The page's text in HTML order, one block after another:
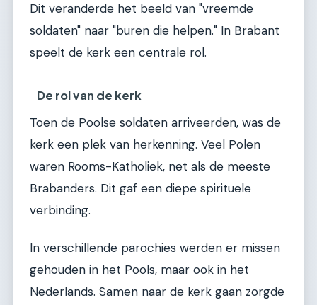
Dit veranderde het beeld van "vreemde
soldaten" naar "buren die helpen." In Brabant
speelt de kerk een centrale rol.
De rol van de kerk
Toen de Poolse soldaten arriveerden, was de
kerk een plek van herkenning. Veel Polen
waren Rooms-Katholiek, net als de meeste
Brabanders. Dit gaf een diepe spirituele
verbinding.
In verschillende parochies werden er missen
gehouden in het Pools, maar ook in het
Nederlands. Samen naar de kerk gaan zorgde